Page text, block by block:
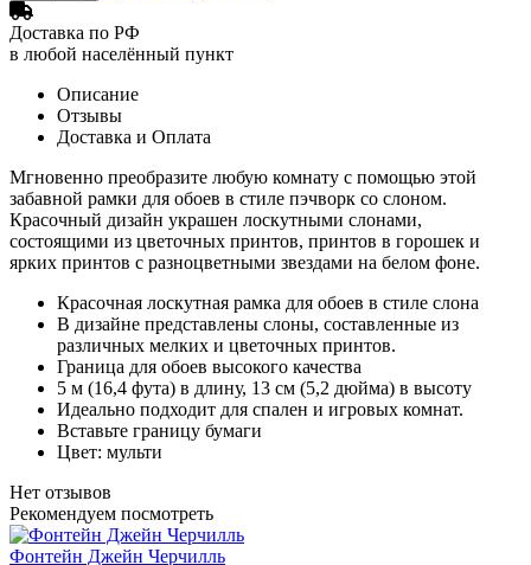
Доставка по РФ
в любой населённый пункт
Описание
Отзывы
Доставка и Оплата
Мгновенно преобразите любую комнату с помощью этой
забавной рамки для обоев в стиле пэчворк со слоном.
Красочный дизайн украшен лоскутными слонами,
состоящими из цветочных принтов, принтов в горошек и
ярких принтов с разноцветными звездами на белом фоне.
Красочная лоскутная рамка для обоев в стиле слона
В дизайне представлены слоны, составленные из
различных мелких и цветочных принтов.
Граница для обоев высокого качества
5 м (16,4 фута) в длину, 13 см (5,2 дюйма) в высоту
Идеально подходит для спален и игровых комнат.
Вставьте границу бумаги
Цвет: мульти
Нет отзывов
Рекомендуем посмотреть
Фонтейн Джейн Черчилль